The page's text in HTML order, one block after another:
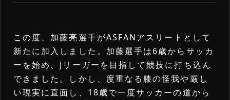
ログイン
アスリート一覧
新着ニュース
詳細内容確認
この度、加藤亮選手がASFANアスリートとして
新たに加入しました。加藤選手は6歳からサッカ
ーを始め、Jリーガーを目指して競技に打ち込ん
できました。しかし、度重なる膝の怪我や厳し
い現実に直面し、18歳で一度サッカーの道から